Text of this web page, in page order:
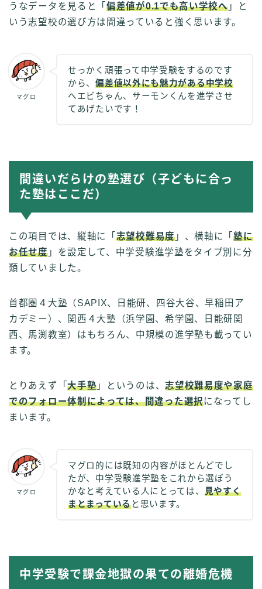
うなデータを見ると「 偏差値が0.1でも高い学校へ」と
いう志望校の選び方は間違っていると強く思います。
マグロ
せっかく頑張って中学受験をするのです
から、偏差値以外にも魅力がある中学校
へエビちゃん、サーモンくんを進学させ
てあげたいです！
間違いだらけの塾選び（子どもに合っ
た塾はここだ）
この項目では、縦軸に「 志望校難易度」、横軸に「塾に
お任せ度」を設定して、中学受験進学塾をタイプ別に分
類していました。
首都圏４大塾（SAPIX、日能研、四谷大谷、早稲田ア
カデミー）、関西４大塾（浜学園、希学園、日能研関
西、馬渕教室）はもちろん、中規模の進学塾も載ってい
ます。
とりあえず「大手塾 」というのは、志望校難易度や家庭
でのフォロー体制によっては、間違った選択になってし
まいます。
マグロ
マグロ的には既知の内容がほとんどでし
たが、中学受験進学塾をこれから選ぼう
かなと考えている人にとっては、 見やすく
まとまっていると思います。
中学受験で課金地獄の果ての離婚危機